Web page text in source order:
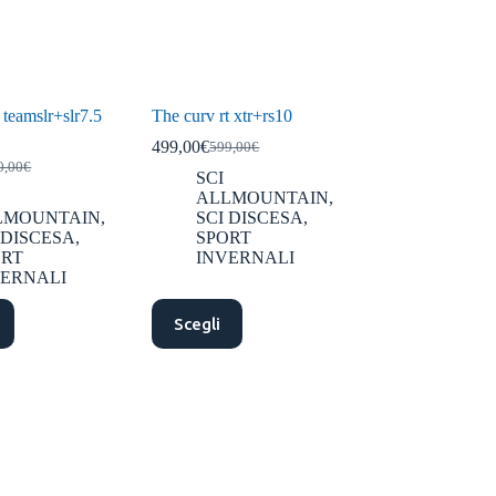
teamslr+slr7.5
€
,
,
The curv rt xtr+rs10
599,00€
Il
prezzo
originale
era:
599,00€.
499,00€Il
prezzo
attuale
è:
499,00€.
SCI
ALLMOUNTAIN,
SCI DISCESA,
SPORT
INVERNALI
Scegli
Questo
prodotto
ha